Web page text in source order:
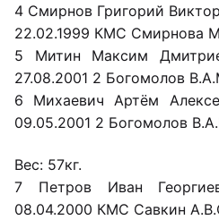
4 Смирнов Григорий
22.02.1999 КМС Смирнова
5 Митин Максим
27.08.2001 2 Богомолов
6 Михаевич Артём
09.05.2001 2 Богомолов
Вес: 57кг.
7 Петров Иван
08.04.2000 КМС Савкин